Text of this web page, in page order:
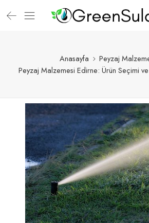
Anasayfa
Peyzaj
Peyzaj Malzemesi Edirne: Ürün Seçimi